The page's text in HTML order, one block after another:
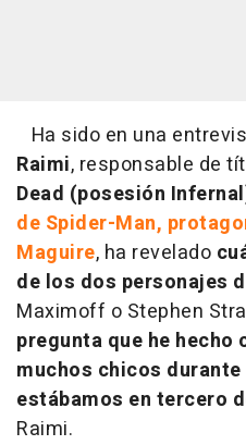
Ha sido en una
Raimi, responsable de
Dead (posesión
de Spider-Man,
Maguire, ha revelado
de los dos personajes
Maximoff o Stephen
pregunta que he
muchos chicos
estábamos en tercero
Raimi.